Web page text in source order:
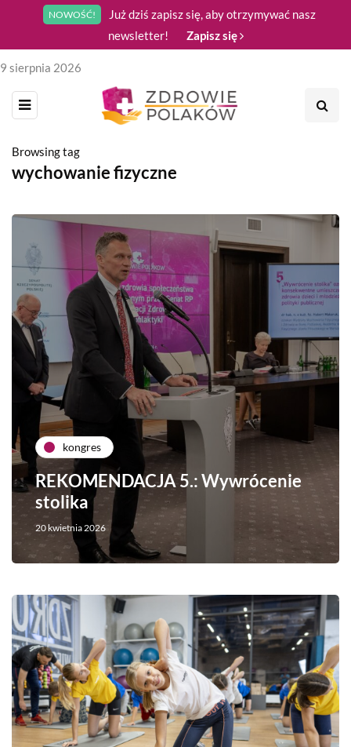
NOWOŚĆ!
Już dziś zapisz się, aby otrzymywać nasz
newsletter!
Zapisz się
9 sierpnia 2026
Browsing tag
wychowanie fizyczne
kongres
REKOMENDACJA 5.: Wywrócenie
stolika
20 kwietnia 2026